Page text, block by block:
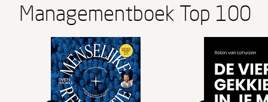
Managementboek Top 100